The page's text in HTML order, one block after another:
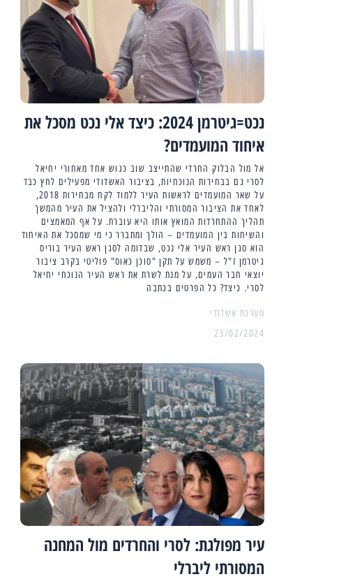
נכט=גיטרמן 2024: כיצד אלי נכט מסכל את
איחוד המועמדים?
אל מול הבלוק החרדי שהתייצב שוב כגוש אחד מאחורי יחיאל
לסרי גם בבחירות הנוכחיות, בציבור האשדודי מפעילים לחץ כבד
על שאר המועמדים לראשות העיר ללמוד לקח מבחירות 2018,
לאחד את הציבור המסורתי והליברלי ולהציל את העיר מהמשך
תהליך ההתחרדות המואץ אותו היא עוברת. על אף המאמצים
והשיחות בין המועמדים – הולך ומתברר כי מי שמסכל את האיחוד
הוא סגן ראש העיר אלי נכט, שבדומה לסגן ראש העיר בוריס
גיטרמן ז"ל – משמש על תקן "סוכן כאוס" פוליטי בקרב ציבור
יוצאי חבר העמים, על מנת לשרת את ראש העיר הנוכחי יחיאל
לסרי. כיצד? כל הפרטים בכתבה
מערכת אשדודי
23/02/2024
עיר מפולגת: לסרי והחרדים מול המחנה
המסורתי ליברלי